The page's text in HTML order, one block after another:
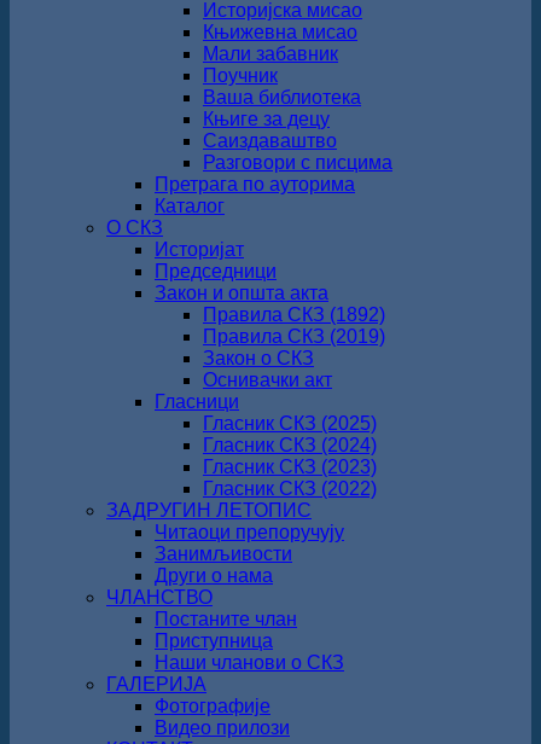
Историјска мисао
Књижевна мисао
Мали забавник
Поучник
Ваша библиотека
Књиге за децу
Саиздаваштво
Разговори с писцима
Претрага по ауторима
Каталог
О СКЗ
Историјат
Председници
Закон и општа акта
Правила СКЗ (1892)
Правила СКЗ (2019)
Закон о СКЗ
Оснивачки акт
Гласници
Гласник СКЗ (2025)
Гласник СКЗ (2024)
Гласник СКЗ (2023)
Гласник СКЗ (2022)
ЗАДРУГИН ЛЕТОПИС
Читаоци препоручују
Занимљивости
Други о нама
ЧЛАНСТВО
Постаните члан
Приступница
Наши чланови о СКЗ
ГАЛЕРИЈА
Фотографије
Видео прилози